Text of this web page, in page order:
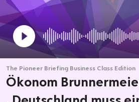
The Pioneer Briefing Business Class Edition
Ökonom